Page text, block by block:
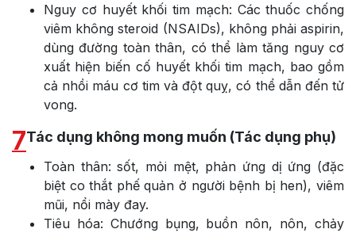
Nguy cơ huyết khối tim mạch: Các thuốc chống
viêm không steroid (NSAIDs), không phải aspirin,
dùng đường toàn thân, có thể làm tăng nguy cơ
xuất hiện biến cố huyết khối tim mạch, bao gồm
cả nhồi máu cơ tim và đột quỵ, có thể dẫn đến tử
vong.
7Tác dụng không mong muốn (Tác dụng phụ)
Toàn thân: sốt, mỏi mệt, phản ứng dị ứng (đặc
biệt co thắt phế quản ở người bệnh bị hen), viêm
mũi, nổi mày đay.
Tiêu hóa: Chướng bụng, buồn nôn, nôn, chảy